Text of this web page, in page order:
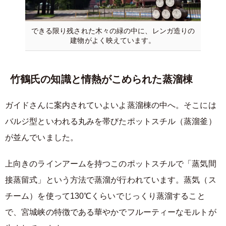
できる限り残された木々の緑の中に、レンガ造りの
建物がよく映えています。
竹鶴氏の知識と情熱がこめられた蒸溜棟
ガイドさんに案内されていよいよ蒸溜棟の中へ。そこには
バルジ型といわれる丸みを帯びたポットスチル（蒸溜釜）
が並んでいました。
上向きのラインアームを持つこのポットスチルで「蒸気間
接蒸留式」という方法で蒸溜が行われています。蒸気（ス
チーム）を使って130℃くらいでじっくり蒸溜すること
で、宮城峡の特徴である華やかでフルーティーなモルトが